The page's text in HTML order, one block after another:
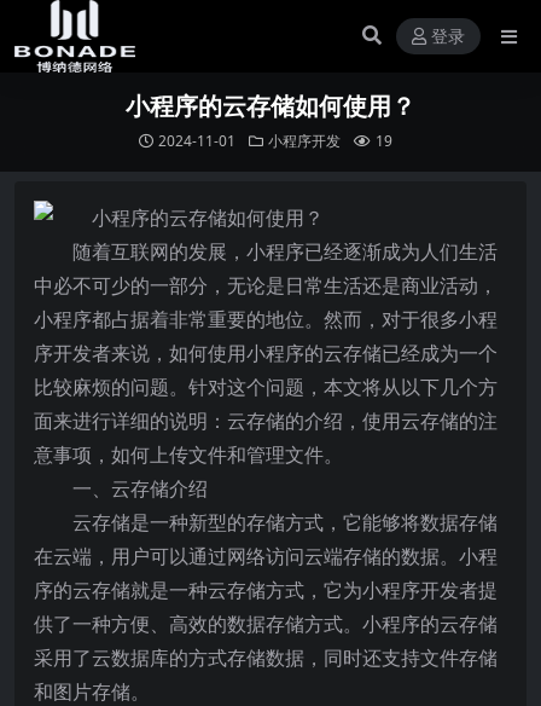
登录
小程序的云存储如何使用？
2024-11-01 小程序开发 19
随着互联网的发展，小程序已经逐渐成为人们生活
中必不可少的一部分，无论是日常生活还是商业活动，
小程序都占据着非常重要的地位。然而，对于很多小程
序开发者来说，如何使用小程序的云存储已经成为一个
比较麻烦的问题。针对这个问题，本文将从以下几个方
面来进行详细的说明：云存储的介绍，使用云存储的注
意事项，如何上传文件和管理文件。
一、云存储介绍
云存储是一种新型的存储方式，它能够将数据存储
在云端，用户可以通过网络访问云端存储的数据。小程
序的云存储就是一种云存储方式，它为小程序开发者提
供了一种方便、高效的数据存储方式。小程序的云存储
采用了云数据库的方式存储数据，同时还支持文件存储
和图片存储。